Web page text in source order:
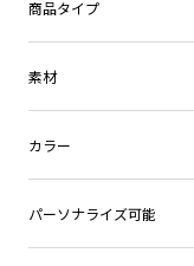
商品タイプ
素材
カラー
パーソナライズ可能